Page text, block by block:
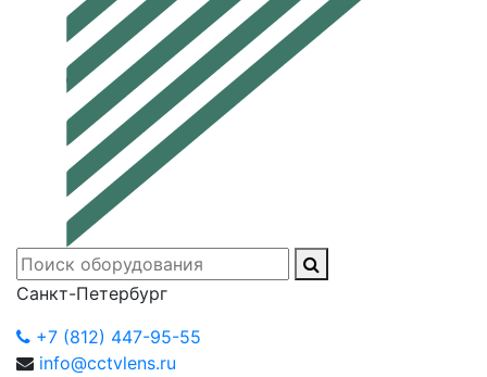
Санкт-Петербург
+7 (812) 447-95-55
info@cctvlens.ru